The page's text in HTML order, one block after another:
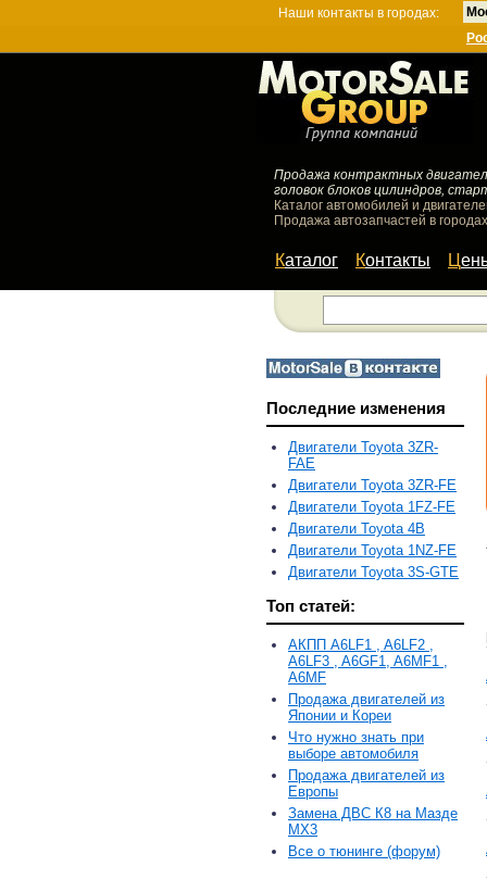
Наши контакты в городах:
Продажа контрактных
головок блоков цилиндров,
Каталог автомобилей и
Продажа автозапчастей в
Каталог Контакты
Последние изменения
Двигатели Toyota 3ZR-
FAE
Двигатели Toyota 3ZR-FE
Двигатели Toyota 1FZ-FE
Двигатели Toyota 4B
Двигатели Toyota 1NZ-FE
Двигатели Toyota 3S-GTE
Топ статей:
АКПП A6LF1 , A6LF2 ,
A6LF3 , A6GF1, A6MF1 ,
A6MF
Продажа двигателей из
Японии и Кореи
Что нужно знать при
выборе автомобиля
Продажа двигателей из
Европы
Замена ДВС К8 на Мазде
MX3
Все о тюнинге (форум)